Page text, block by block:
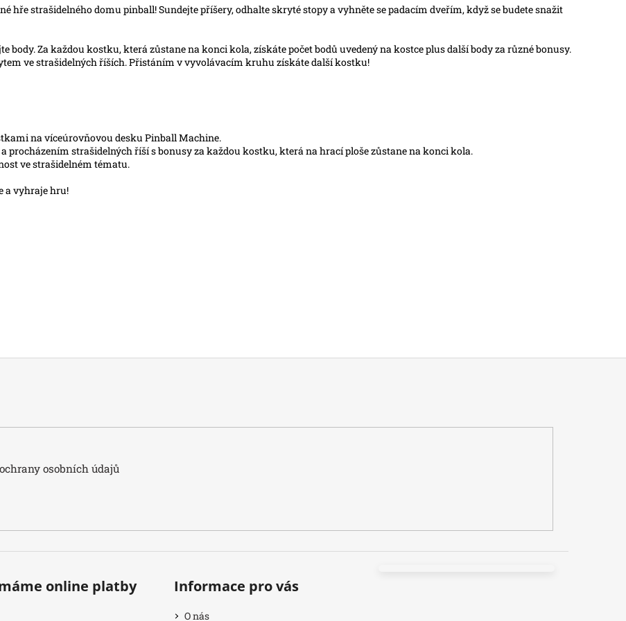
hře strašidelného domu pinball! Sundejte příšery, odhalte skryté stopy a vyhněte se padacím dveřím, když se budete snažit
Za každou kostku, která zůstane na konci kola, získáte počet bodů uvedený na kostce plus další body za různé bonusy.
ve strašidelných říších. Přistáním v vyvolávacím kruhu získáte další kostku!
na víceúrovňovou desku Pinball Machine.
procházením strašidelných říší s bonusy za každou kostku, která na hrací ploše zůstane na konci kola.
ve strašidelném tématu.
a vyhraje hru!
osobních údajů
online platby Informace pro vás
O nás